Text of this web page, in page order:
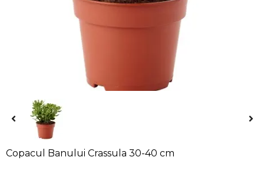
Copacul Banului Crassula 30-40 cm